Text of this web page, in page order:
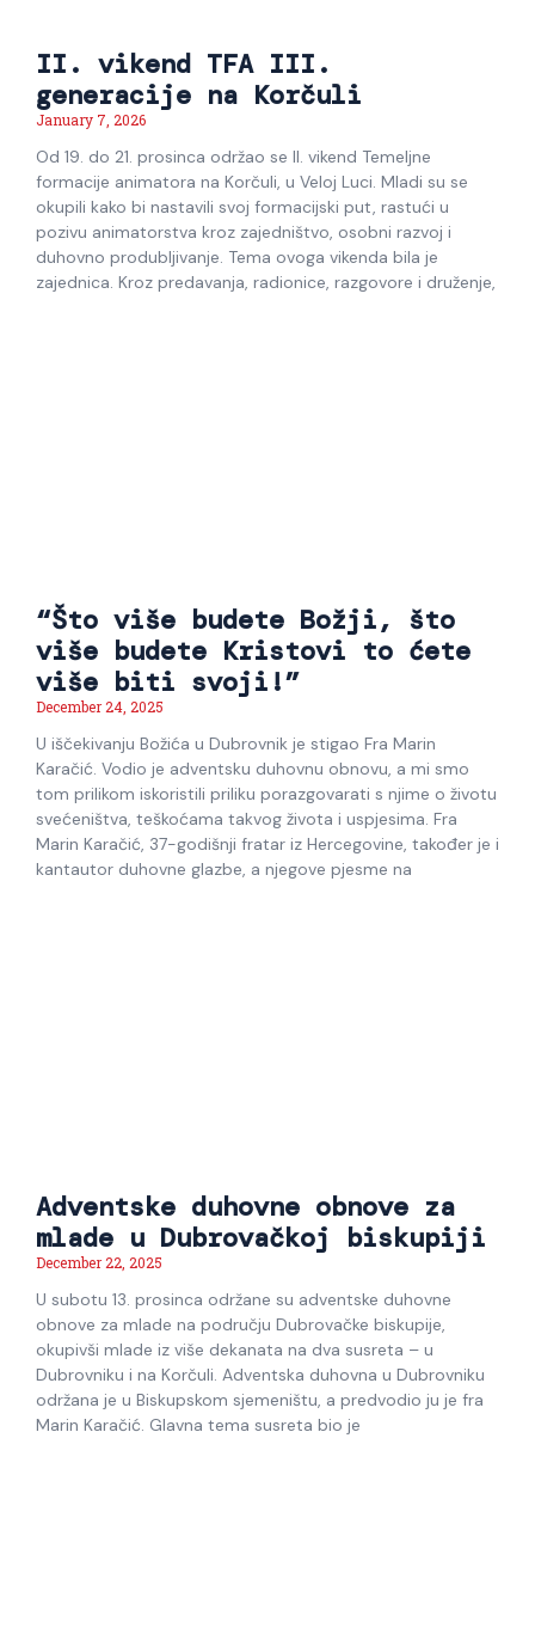
II. vikend TFA III.
generacije na Korčuli
January 7, 2026
Od 19. do 21. prosinca održao se II. vikend Temeljne
formacije animatora na Korčuli, u Veloj Luci. Mladi su se
okupili kako bi nastavili svoj formacijski put, rastući u
pozivu animatorstva kroz zajedništvo, osobni razvoj i
duhovno produbljivanje. Tema ovoga vikenda bila je
zajednica. Kroz predavanja, radionice, razgovore i druženje,
“Što više budete Božji, što
više budete Kristovi to ćete
više biti svoji!”
December 24, 2025
U iščekivanju Božića u Dubrovnik je stigao Fra Marin
Karačić. Vodio je adventsku duhovnu obnovu, a mi smo
tom prilikom iskoristili priliku porazgovarati s njime o životu
svećeništva, teškoćama takvog života i uspjesima. Fra
Marin Karačić, 37-godišnji fratar iz Hercegovine, također je i
kantautor duhovne glazbe, a njegove pjesme na
Adventske duhovne obnove za
mlade u Dubrovačkoj biskupiji
December 22, 2025
U subotu 13. prosinca održane su adventske duhovne
obnove za mlade na području Dubrovačke biskupije,
okupivši mlade iz više dekanata na dva susreta – u
Dubrovniku i na Korčuli. Adventska duhovna u Dubrovniku
održana je u Biskupskom sjemeništu, a predvodio ju je fra
Marin Karačić. Glavna tema susreta bio je